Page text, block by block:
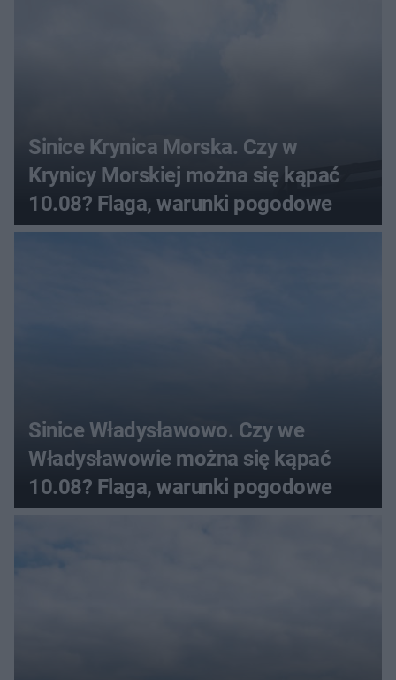
Sinice Krynica Morska. Czy w
Krynicy Morskiej można się kąpać
10.08? Flaga, warunki pogodowe
Sinice Władysławowo. Czy we
Władysławowie można się kąpać
10.08? Flaga, warunki pogodowe